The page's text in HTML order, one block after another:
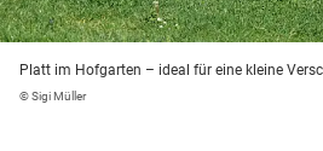
Platt im Hofgarten – ideal für eine kleine
© Sigi Müller